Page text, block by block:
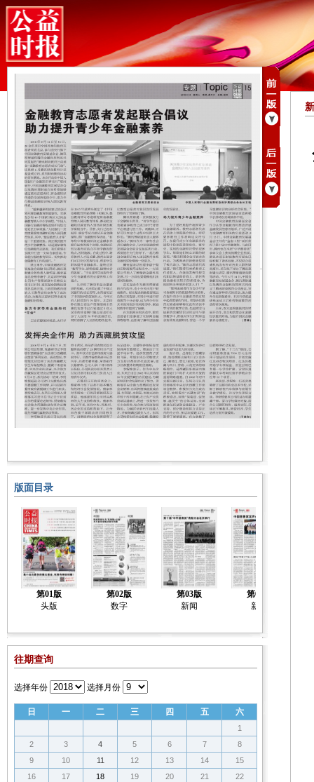
版面目录
第01版
头版
第02版
数字
第03版
新闻
第04版
新闻
往期查询
选择年份 选择月份
日 一 二 三 四 五 六
1
2
3 4 5 6 7
8
9
10 11 12 13 14
15
16
17 18 19 20 21
22